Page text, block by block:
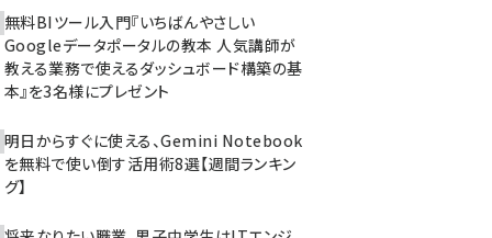
無料BIツール入門『いちばんやさしい
Googleデータポータルの教本 人気講師が
教える業務で使えるダッシュボード構築の基
本』を3名様にプレゼント
明日からすぐに使える、Gemini Notebook
を無料で使い倒す活用術8選【週間ランキン
グ】